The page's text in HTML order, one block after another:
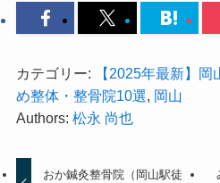
カテゴリー:
【2025年最新】
め整体・整骨院10選, 岡山
Authors: 松永 尚也
おか鍼灸整骨院（岡山駅徒